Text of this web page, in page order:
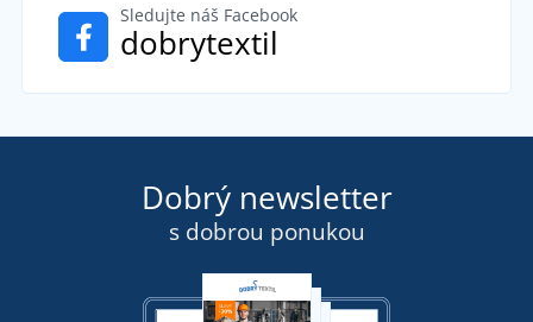
Sledujte náš Facebook
dobrytextil
Dobrý newsletter
s dobrou ponukou